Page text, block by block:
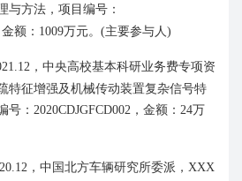
与方法 ， 项目编号：
金额： 1009万元。 (主要参与人 )
， 中央高校基本科研业务费专项资
特征增强及机械传动装置复杂信号特
号： 2020CDJGFCD002 ，金额： 24万
， 中国北方车辆研究所委派， XXX